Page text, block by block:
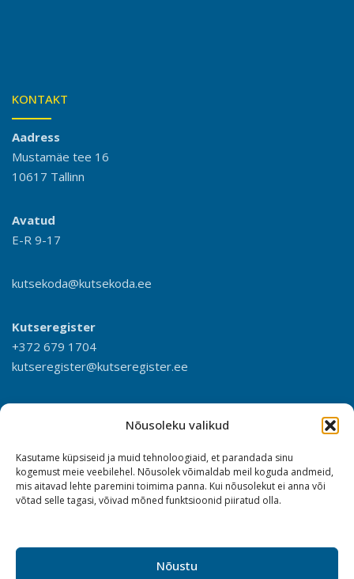
Nõusoleku valikud
Kasutame küpsiseid ja muid tehnoloogiaid, et parandada sinu
kogemust meie veebilehel. Nõusolek võimaldab meil koguda andmeid,
mis aitavad lehte paremini toimima panna. Kui nõusolekut ei anna või
võtad selle tagasi, võivad mõned funktsioonid piiratud olla.
Nõustu
KONTAKT
Aadress
Mustamäe tee 16
10617 Tallinn
Avatud
E-R 9-17
kutsekoda@kutsekoda.ee
Kutseregister
+372 679 1704
kutseregister@kutseregister.ee